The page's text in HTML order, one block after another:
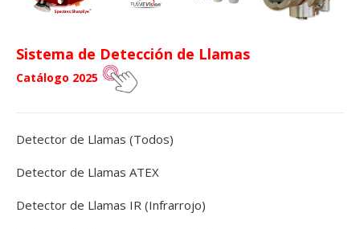
Sistema de Detección de Llamas
Catálogo 2025
Detector de Llamas (Todos)
Detector de Llamas ATEX
Detector de Llamas IR (Infrarrojo)